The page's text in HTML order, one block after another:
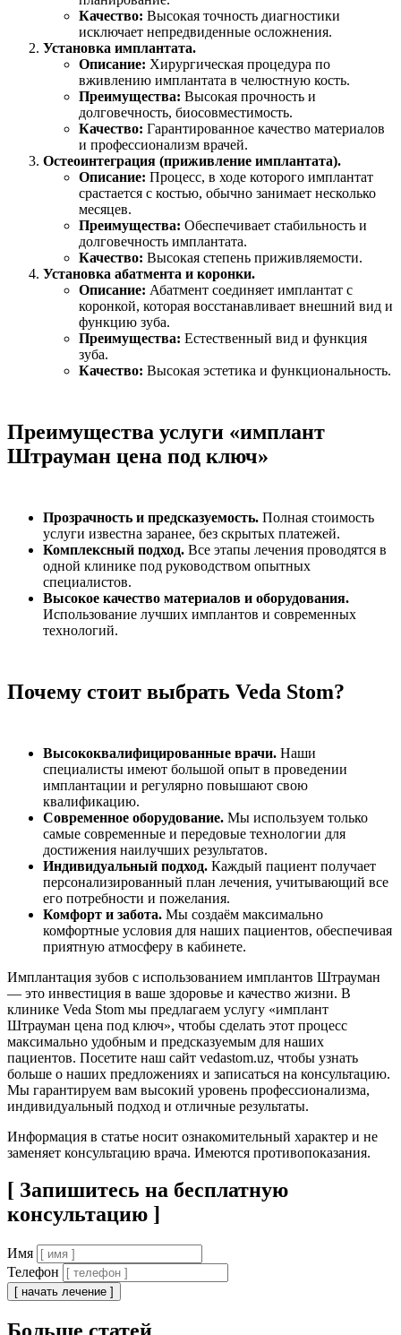
Качество: Высокая точность диагностики
исключает непредвиденные осложнения.
Установка имплантата.
Описание: Хирургическая процедура по
вживлению имплантата в челюстную кость.
Преимущества: Высокая прочность и
долговечность, биосовместимость.
Качество: Гарантированное качество материалов
и профессионализм врачей.
Остеоинтеграция (приживление имплантата).
Описание: Процесс, в ходе которого имплантат
срастается с костью, обычно занимает несколько
месяцев.
Преимущества: Обеспечивает стабильность и
долговечность имплантата.
Качество: Высокая степень приживляемости.
Установка абатмента и коронки.
Описание: Абатмент соединяет имплантат с
коронкой, которая восстанавливает внешний вид и
функцию зуба.
Преимущества: Естественный вид и функция
зуба.
Качество: Высокая эстетика и функциональность.
Преимущества услуги «имплант
Штрауман цена под ключ»
Прозрачность и предсказуемость. Полная стоимость
услуги известна заранее, без скрытых платежей.
Комплексный подход. Все этапы лечения проводятся в
одной клинике под руководством опытных
специалистов.
Высокое качество материалов и оборудования.
Использование лучших имплантов и современных
технологий.
Почему стоит выбрать Veda Stom?
Высококвалифицированные врачи. Наши
специалисты имеют большой опыт в проведении
имплантации и регулярно повышают свою
квалификацию.
Современное оборудование. Мы используем только
самые современные и передовые технологии для
достижения наилучших результатов.
Индивидуальный подход. Каждый пациент получает
персонализированный план лечения, учитывающий все
его потребности и пожелания.
Комфорт и забота. Мы создаём максимально
комфортные условия для наших пациентов, обеспечивая
приятную атмосферу в кабинете.
Имплантация зубов с использованием имплантов Штрауман
— это инвестиция в ваше здоровье и качество жизни. В
клинике Veda Stom мы предлагаем услугу «имплант
Штрауман цена под ключ», чтобы сделать этот процесс
максимально удобным и предсказуемым для наших
пациентов. Посетите наш сайт vedastom.uz, чтобы узнать
больше о наших предложениях и записаться на консультацию.
Мы гарантируем вам высокий уровень профессионализма,
индивидуальный подход и отличные результаты.
Информация в статье носит ознакомительный характер и не
заменяет консультацию врача. Имеются противопоказания.
[ Запишитесь на бесплатную
консультацию ]
Имя
Телефон
[ начать лечение ]